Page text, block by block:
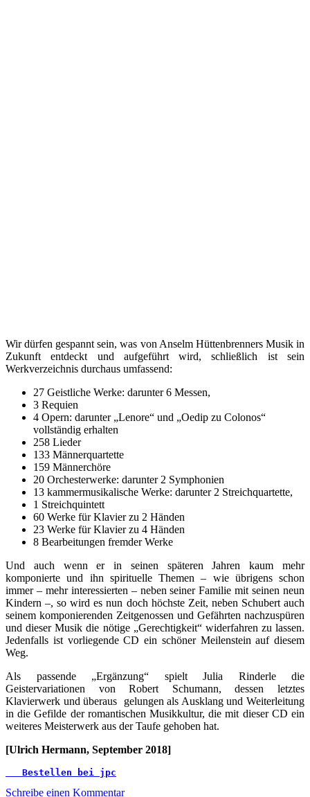
Wir dürfen gespannt sein, was von Anselm Hüttenbrenners Musik in
Zukunft entdeckt und aufgeführt wird, schließlich ist sein
Werkverzeichnis durchaus umfassend:
27 Geistliche Werke: darunter 6 Messen,
3 Requien
4 Opern: darunter „Lenore“ und „Oedip zu Colonos“
vollständig erhalten
258 Lieder
133 Männerquartette
159 Männerchöre
20 Orchesterwerke: darunter 2 Symphonien
13 kammermusikalische Werke: darunter 2 Streichquartette,
1 Streichquintett
60 Werke für Klavier zu 2 Händen
23 Werke für Klavier zu 4 Händen
8 Bearbeitungen fremder Werke
Und auch wenn er in seinen späteren Jahren kaum mehr
komponierte und ihn spirituelle Themen – wie übrigens schon
immer – mehr interessierten – neben seiner Familie mit seinen neun
Kindern –, so wird es nun doch höchste Zeit, neben Schubert auch
seinem komponierenden Zeitgenossen und Gefährten nachzuspüren
und dieser Musik die nötige „Gerechtigkeit“ widerfahren zu lassen.
Jedenfalls ist vorliegende CD ein schöner Meilenstein auf diesem
Weg.
Als passende „Ergänzung“ spielt Julia Rinderle die
Geistervariationen von Robert Schumann, dessen letztes
Klavierwerk und überaus gelungen als Ausklang und Weiterleitung
in die Gefilde der romantischen Musikkultur, die mit dieser CD ein
weiteres Meisterwerk aus der Taufe gehoben hat.
[Ulrich Hermann, September 2018]
Bestellen bei jpc
Schreibe einen Kommentar